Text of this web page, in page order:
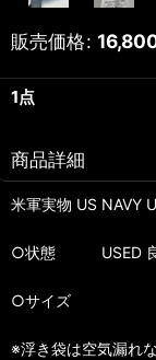
販売価格:
1点
商品詳細
米軍実物 US NAVY
○状態 USED 良
○サイズ
※浮き袋は空気漏れ